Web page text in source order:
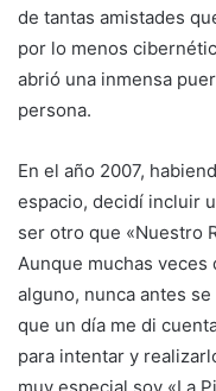
de tantas amistades
por lo menos
abrió una inmensa
persona.
En el año 2007,
espacio, decidí incluir
ser otro que «Nuestro
Aunque muchas
alguno, nunca antes
que un día me di
para intentar y